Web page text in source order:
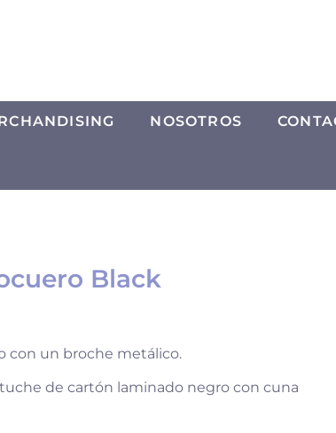
NOSOTROS
Black
con un broche metálico.
de cartón laminado negro con cuna